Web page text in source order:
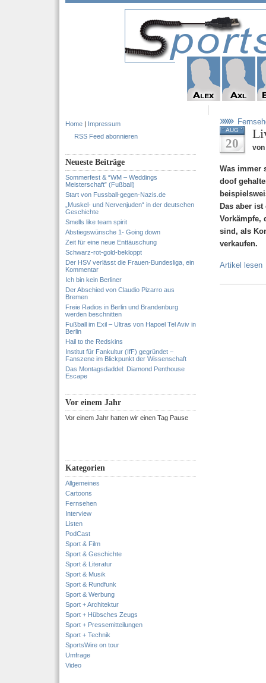
Home | Impressum
RSS Feed abonnieren
Neueste Beiträge
Sommerfest & “WM – Weddings
Meisterschaft” (Fußball)
Start von Fussball-gegen-Nazis.de
„Muskel- und Nervenjuden“ in der deutschen
Geschichte
Smells like team spirit
Abstiegswünsche 1- Going down
Zeit für eine neue Enttäuschung
Schwarz-rot-gold-bekloppt
Der HSV verlässt die Frauen-Bundesliga, ein
Kommentar
Ich bin kein Berliner
Der Abschied von Claudio Pizarro aus
Bremen
Freie Radios in Berlin und Brandenburg
werden beschnitten
Fußball im Exil – Ultras von Hapoel Tel Aviv in
Berlin
Hail to the Redskins
Institut für Fankultur (IfF) gegründet –
Fanszene im Blickpunkt der Wissenschaft
Das Montagsdaddel: Diamond Penthouse
Escape
Vor einem Jahr
Vor einem Jahr hatten wir einen Tag Pause
Kategorien
Allgemeines
Cartoons
Fernsehen
Interview
Listen
PodCast
Sport & Film
Sport & Geschichte
Sport & Literatur
Sport & Musik
Sport & Rundfunk
Sport & Werbung
Sport + Architektur
Sport + Hübsches Zeugs
Sport + Pressemitteilungen
Sport + Technik
SportsWire on tour
Umfrage
Video
AUG
20 von
Was immer
doof
Das aber
Vorkämpfe,
sind, als
verkaufen.
Artikel lesen